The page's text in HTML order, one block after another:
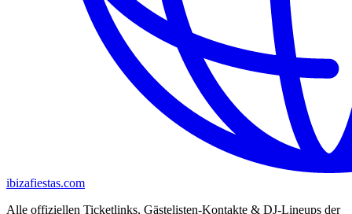
ibizafiestas.com
Alle offiziellen Ticketlinks, Gästelisten-Kontakte & DJ-Lineups der